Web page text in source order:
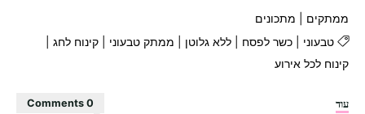
ממתקים
מתכונים
טבעוני
כשר לפסח ללא גלוטן ממתק טבעוני קינוח לחג|
קינוח לכל אירוע
עוד"אצבעות
0 Comments